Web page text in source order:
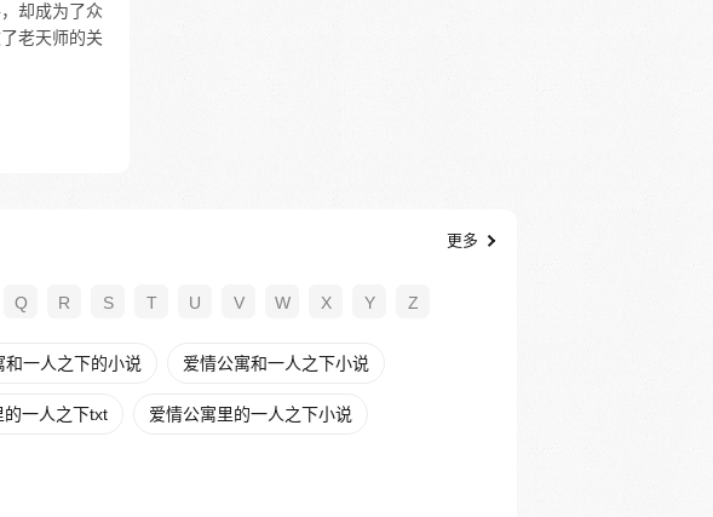
却成为了众
老天师的关
更多
Q R S T U V W X Y Z
和一人之下的小说 爱情公寓和一人之下小说
的一人之下txt 爱情公寓里的一人之下小说